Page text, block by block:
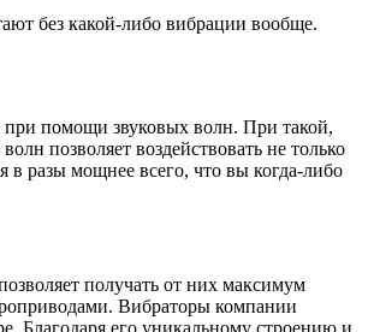
без какой-либо вибрации вообще.
при помощи звуковых волн. При такой,
позволяет воздействовать не только
в разы мощнее всего, что вы когда-либо
получать от них максимум
Вибраторы компании
его уникальному строению и